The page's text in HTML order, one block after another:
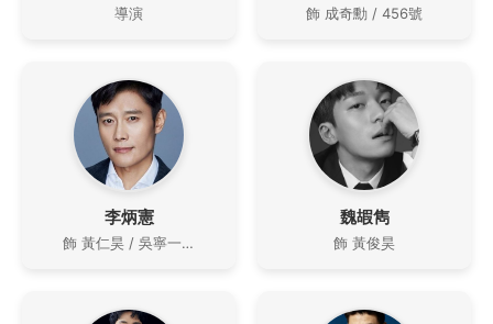
導演 飾 成奇勳 / 456號
李炳憲
飾 黃仁昊 / 吳寧一 / 001號
魏嘏雋
飾 黃俊昊